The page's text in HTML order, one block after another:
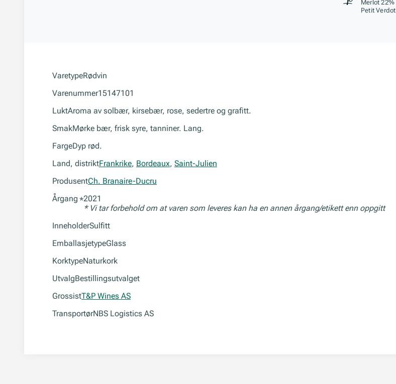
Merlot 22%
Petit
VaretypeRødvin
Varenummer15147101
LuktAroma av solbær, kirsebær, rose, sedertre og grafitt.
SmakMørke bær, frisk syre, tanniner. Lang.
FargeDyp rød.
Land, distriktFrankrike, Bordeaux, Saint-Julien
ProdusentCh. Branaire-Ducru
Årgang *2021
* Vi tar forbehold om at varen som leveres kan ha en annen årgang/etikett enn oppgitt
InneholderSulfitt
EmballasjetypeGlass
KorktypeNaturkork
UtvalgBestillingsutvalget
GrossistT&P Wines AS
TransportørNBS Logistics AS